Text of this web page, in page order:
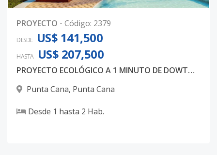
PROYECTO - Código: 2379
DESDE US$ 141,500
HASTA US$ 207,500
PROYECTO ECOLÓGICO A 1 MINUTO DE DOWTOWN PUNTA CANA
Punta Cana, Punta Cana
Desde 1 hasta 2 Hab.